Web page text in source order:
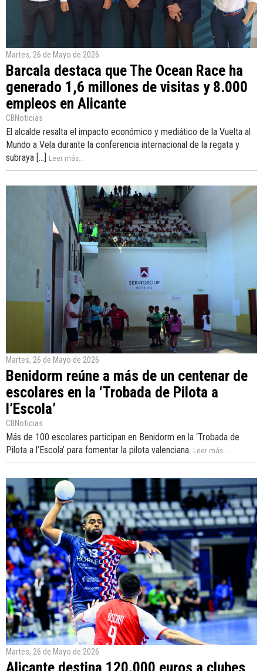
Martes, 26 de Mayo de 2026
Barcala destaca que The Ocean Race ha
generado 1,6 millones de visitas y 8.000
empleos en Alicante
CBNoticias
El alcalde resalta el impacto económico y mediático de la Vuelta al
Mundo a Vela durante la conferencia internacional de la regata y
subraya [...]
Leer más...
Martes, 26 de Mayo de 2026
Benidorm reúne a más de un centenar de
escolares en la ‘Trobada de Pilota a
l’Escola’
CBNoticias
Más de 100 escolares participan en Benidorm en la ‘Trobada de
Pilota a l’Escola’ para fomentar la pilota valenciana. Leer más...
Martes, 26 de Mayo de 2026
Alicante destina 120.000 euros a clubes